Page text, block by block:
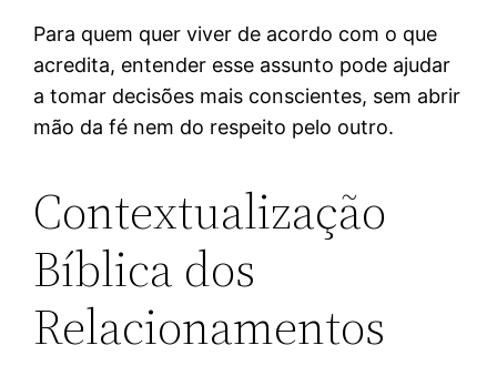
Para quem quer viver de acordo com o que
acredita, entender esse assunto pode ajudar
a tomar decisões mais conscientes, sem abrir
mão da fé nem do respeito pelo outro.
Contextualização
Bíblica dos
Relacionamentos